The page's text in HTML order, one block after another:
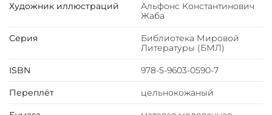
Художник иллюстраций
Альфонс Константинович
Жаба
Серия
Библиотека Мировой
Литературы (БМЛ)
ISBN 978-5-9603-0590-7
Переплёт цельнокожаный